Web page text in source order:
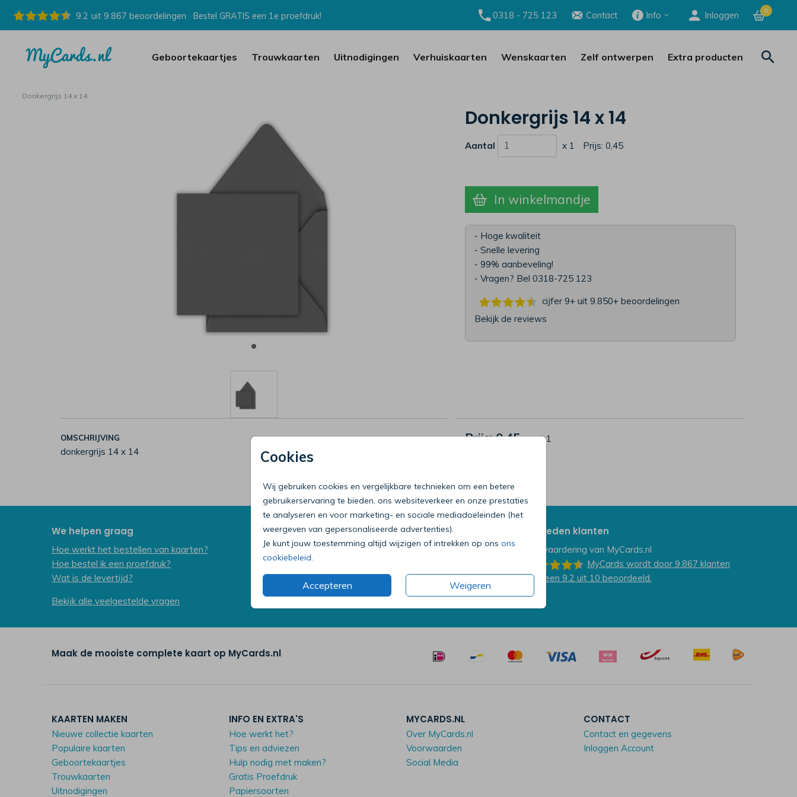
9.2 uit 9.867 beoordelingen Bestel GRATIS een 1e proefdruk! 0318 - 725 123 Contact Info Inloggen 0
Geboortekaartjes Trouwkaarten Uitnodigingen Verhuiskaarten Wenskaarten Zelf ontwerpen Extra producten
Cookies
Wij gebruiken cookies en vergelijkbare technieken om een betere
gebruikerservaring te bieden, ons websiteverkeer en onze prestaties
te analyseren en voor marketing- en sociale mediadoeleinden (het
weergeven van gepersonaliseerde advertenties).
Je kunt jouw toestemming altijd wijzigen of intrekken op ons ons
cookiebeleid
Accepteren Weigeren
Donkergrijs 14 x 14
Donkergrijs 14 x 14
Aantal x 1 Prijs:0,45
In winkelmandje
- Hoge kwaliteit
- Snelle levering
- 99% aanbeveling!
- Vragen? Bel 0318-725 123
cijfer 9+ uit 9.850+beoordelingen
Bekijk de reviews
OMSCHRIJVING
donkergrijs 14 x 14
Prijs:0,45 per 1
We helpen graag
Hoe werkt het bestellen van kaarten?
Hoe bestel ik een proefdruk?
Wat is de levertijd?
Bekijk alle veelgestelde vragen
Bel onze klantenservice
0318 - 72 51 23
Op werkdagen van 09:00 tot 18:00 uur
Mailen mag ook:klantenservice@mycards.nl
Tevreden klanten
De waardering van MyCards.nl
MyCards wordt door 9.867 klanten
met een 9.2 uit 10 beoordeeld.
Maak de mooiste complete kaart op MyCards.nl
KAARTEN MAKEN
Nieuwe collectie kaarten
Populaire kaarten
Geboortekaartjes
Trouwkaarten
Uitnodigingen
INFO EN EXTRA'S
Hoe werkt het?
Tips en adviezen
Hulp nodig met maken?
Gratis Proefdruk
Papiersoorten
MYCARDS.NL
Over MyCards.nl
Voorwaarden
Social Media
CONTACT
Contact en gegevens
Inloggen Account